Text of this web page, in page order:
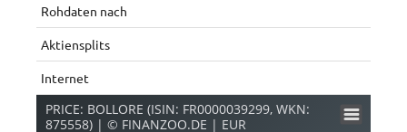
Rohdaten nach
Aktiensplits
Internet
PRICE: BOLLORE (ISIN: FR0000039299, WKN:
875558) | © FINANZOO.DE | EUR